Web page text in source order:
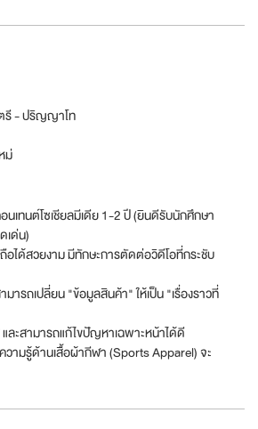
- ปริญญาโท
ม่
เทนต์โซเชียลมีเดีย 1-2 ปี (ยินดีรับนักศึกษา
เด่น)
ได้สวยงาม มีทักษะการตัดต่อวิดีโอที่กระชับ
ารถเปลี่ยน "ข้อมูลสินค้า" ให้เป็น "เรื่องราวที่
ละสามารถแก้ไขปัญหาเฉพาะหน้าได้ดี
ามรู้ด้านเสื้อผ้ากีฬา (Sports Apparel) จะ